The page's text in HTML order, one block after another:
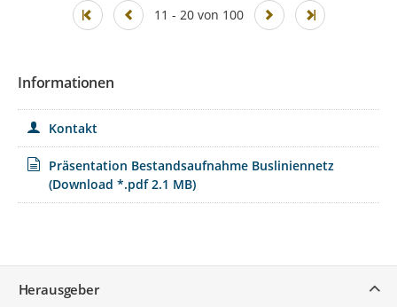
11 - 20 von 100
Informationen
Kontakt
Präsentation Bestandsaufnahme Busliniennetz
(Download *.pdf 2.1 MB)
Herausgeber